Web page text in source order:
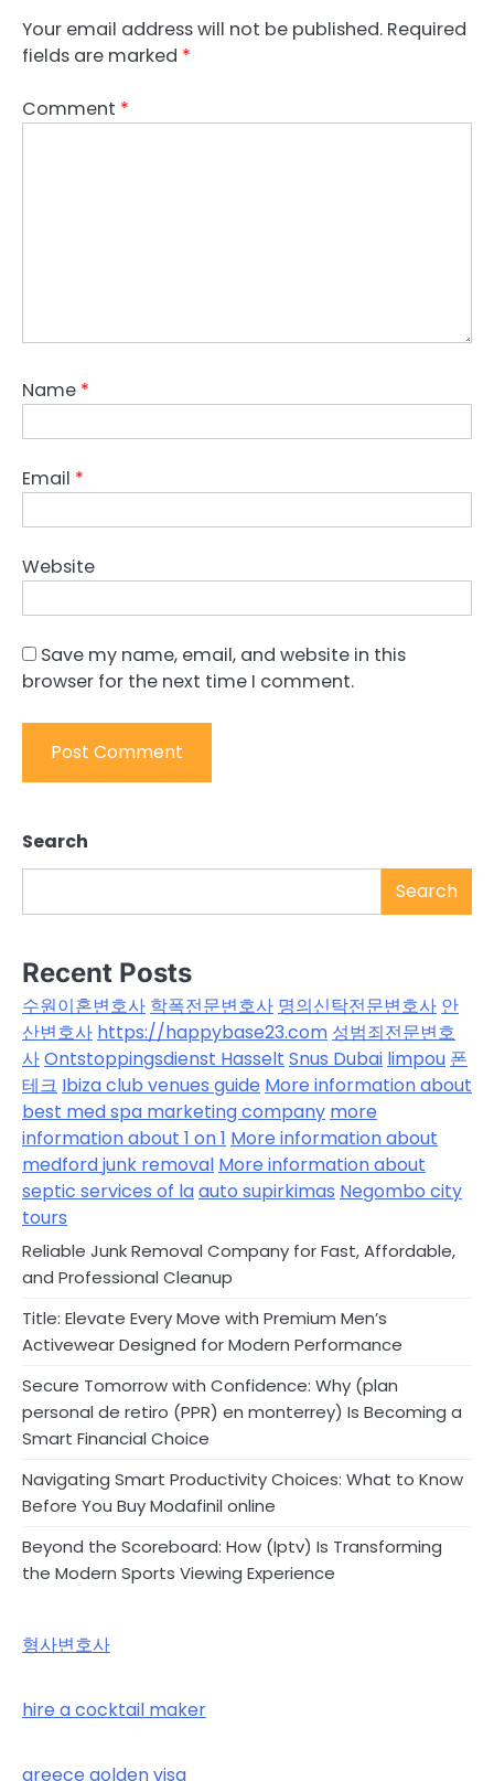
Your email address will not be published. Required
fields are marked *
Comment *
Name *
Email *
Website
Save my name, email, and website in this
browser for the next time I comment.
Search
Search
Recent Posts
수원이혼변호사 학폭전문변호사 명의신탁전문변호사 안
산변호사 https://happybase23.com 성범죄전문변호
사Ontstoppingsdienst Hasselt Snus Dubai limpou 폰
테크 Ibiza club venues guide More information about
best med spa marketing company more
information about 1 on 1 More information about
medford junk removal More information about
septic services of laauto supirkimas Negombo city
tours
Reliable Junk Removal Company for Fast, Affordable,
and Professional Cleanup
Title: Elevate Every Move with Premium Men’s
Activewear Designed for Modern Performance
Secure Tomorrow with Confidence: Why (plan
personal de retiro (PPR) en monterrey) Is Becoming a
Smart Financial Choice
Navigating Smart Productivity Choices: What to Know
Before You Buy Modafinil online
Beyond the Scoreboard: How (Iptv) Is Transforming
the Modern Sports Viewing Experience
형사변호사
hire a cocktail maker
greece golden visa